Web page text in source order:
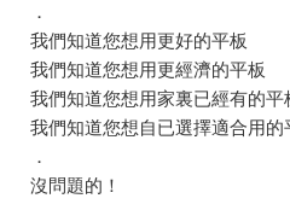
．
我們知道您想用更好的平板
我們知道您想用更經濟的平板
我們知道您想用家裏已經有的平
我們知道您想自已選擇適合用的
．
沒問題的！